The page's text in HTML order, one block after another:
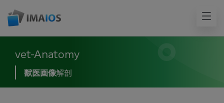
vet-Anatomy
獣医画像解剖